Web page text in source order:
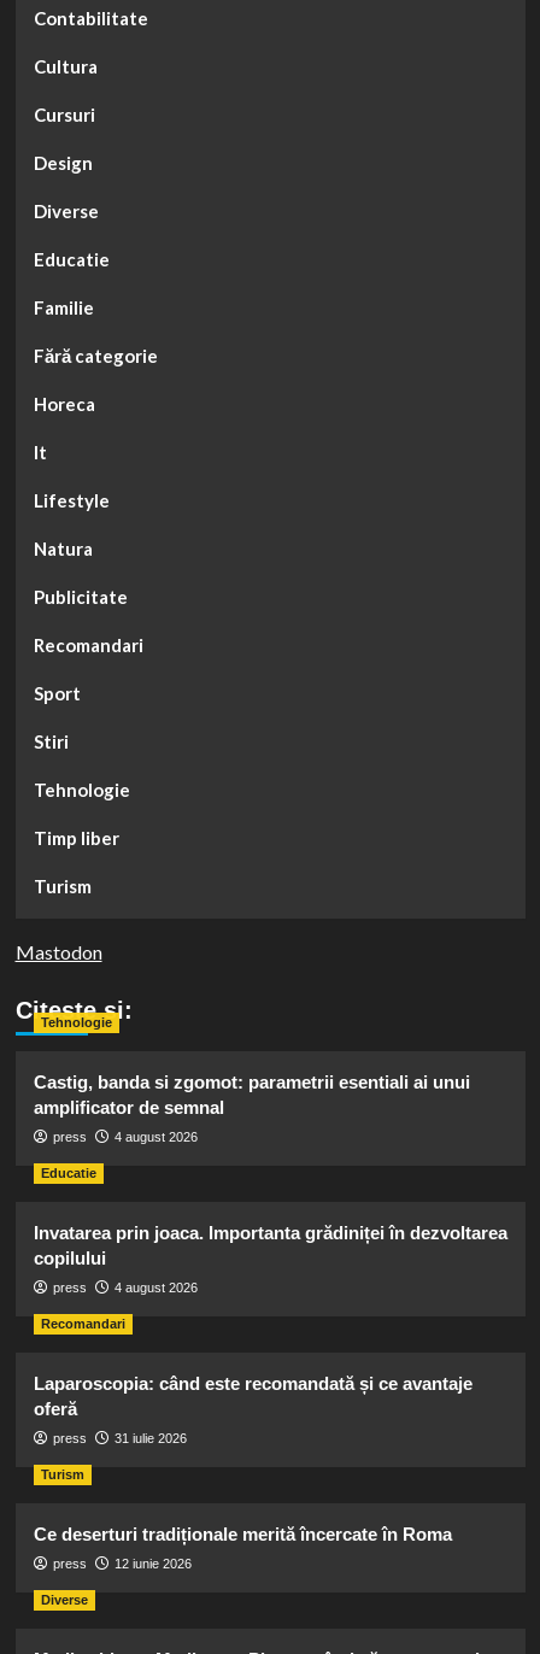
Contabilitate
Cultura
Cursuri
Design
Diverse
Educatie
Familie
Fără categorie
Horeca
It
Lifestyle
Natura
Publicitate
Recomandari
Sport
Stiri
Tehnologie
Timp liber
Turism
Mastodon
Citeste si:
Tehnologie
Castig, banda si zgomot: parametrii esentiali ai unui
amplificator de semnal
press 4 august 2026
Educatie
Invatarea prin joaca. Importanta grădiniței în dezvoltarea
copilului
press 4 august 2026
Recomandari
Laparoscopia: când este recomandată și ce avantaje
oferă
press 31 iulie 2026
Turism
Ce deserturi tradiționale merită încercate în Roma
press 12 iunie 2026
Diverse